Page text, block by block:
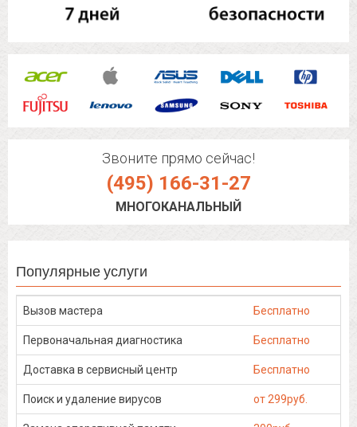
Звоните прямо сейчас!
(495) 166-31-27
МНОГОКАНАЛЬНЫЙ
Популярные услуги
Вызов мастера Бесплатно
Первоначальная диагностика Бесплатно
Доставка в сервисный центр Бесплатно
Поиск и удаление вирусов от 299руб.